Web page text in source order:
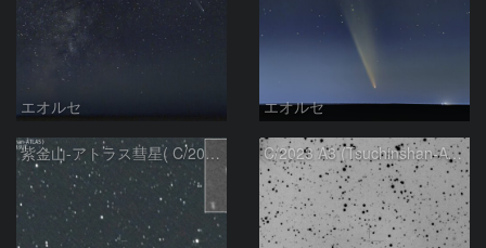
エオルセ エオルセ
紫金山-アトラス彗星( C/2023A3 )：2025/09/16 C/2023 A3 (Tsuchinshan-ATLAS)